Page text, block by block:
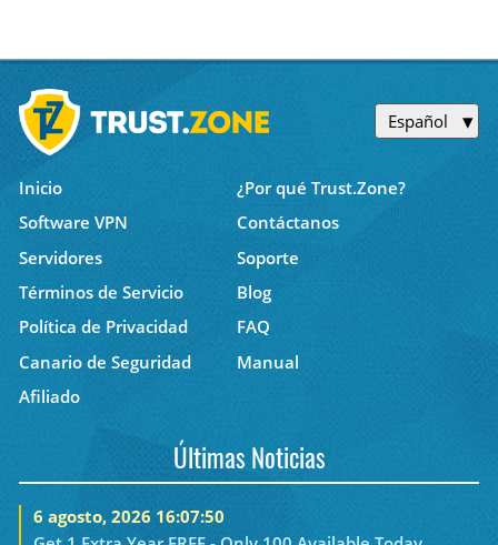
Español
Inicio
¿Por qué Trust.Zone?
Software VPN
Contáctanos
Servidores
Soporte
Términos de Servicio
Blog
Política de Privacidad
FAQ
Canario de Seguridad
Manual
Afiliado
Últimas Noticias
6 agosto, 2026 16:07:50